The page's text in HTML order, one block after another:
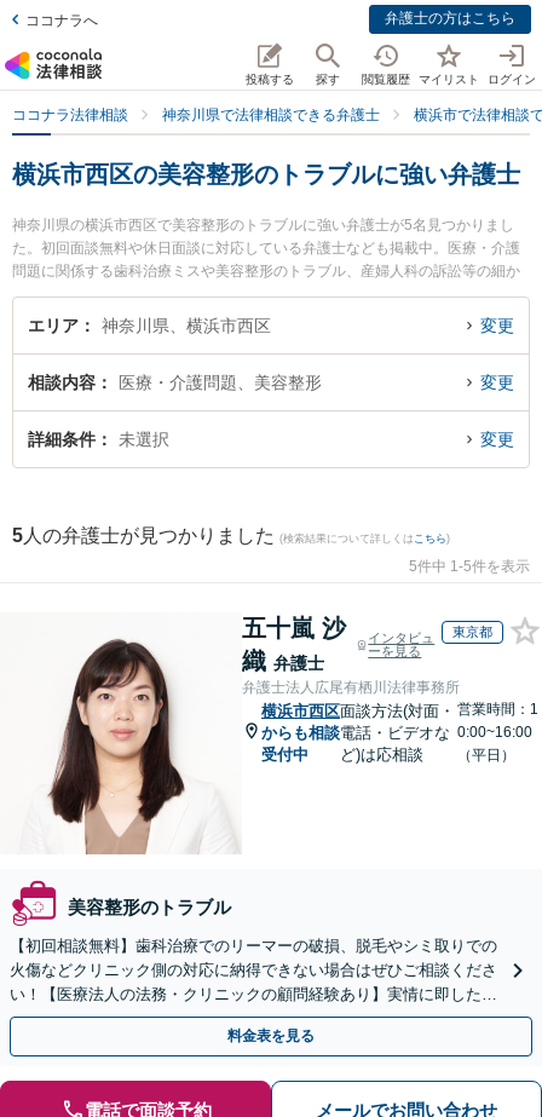
ココナラへ 弁護士の方はこちら
投稿する 探す 閲覧履歴 マイリスト ログイン
ココナラ法律相談 神奈川県で法律相談できる弁護士 横浜市で法律相談
横浜市西区の美容整形のトラブルに強い弁護士
神奈川県の横浜市西区で美容整形のトラブルに強い弁護士が5名見つかりまし
た。初回面談無料や休日面談に対応している弁護士なども掲載中。医療・介護
問題に関係する歯科治療ミスや美容整形のトラブル、産婦人科の訴訟等の細か
な分野での絞り込み検索もでき便利です。特に弁護士法人プロテクトスタンス
横浜事務所の髙野 喜有弁護士や未来創造弁護士法人 横浜オフィスの加藤 正太
た美容整形のトラブルのトラブルを今すぐに弁護士に相談したい』『美容整形
のトラブルのトラブル解決の実績豊富な近くの弁護士を検索したい』『初回相
談無料で美容整形のトラブルを法律相談できる横浜市西区内の弁護士に相談予
エリア 神奈川県、横浜市西区 変更
相談内容 医療・介護問題、美容整形 変更
詳細条件 未選択 変更
5 人の弁護士が見つかりました (検索結果について詳しくは こちら)
5件中 1-5件を表示
五十嵐 沙
織 弁護士
インタビュ
ーを見る
東京都
弁護士法人広尾有栖川法律事務所
横浜市西区
からも相談
受付中
面談方法(対面・
電話・ビデオな
ど)は応相談
営業時間：1
0:00~16:00
（平日）
美容整形のトラブル
【初回相談無料】歯科治療でのリーマーの破損、脱毛やシミ取りでの
火傷などクリニック側の対応に納得できない場合はぜひご相談くださ
い！【医療法人の法務・クリニックの顧問経験あり】実情に即したア
ドバイスで、納得のできるトラブルの解決を目指します。
料金表を見る
電話で面談予約 メールでお問い合わせ